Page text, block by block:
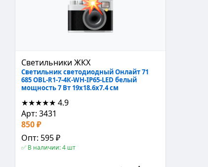
Светильники ЖКХ
Светильник светодиодный Онлайт 71
685 OBL-R1-7-4К-WH-IP65-LED белый
мощность 7 Вт 19x18.6x7.4 см
★★★★★ 4.9
Арт: 3431
850 ₽
Опт: 595 ₽
✅ В наличии: 4 шт